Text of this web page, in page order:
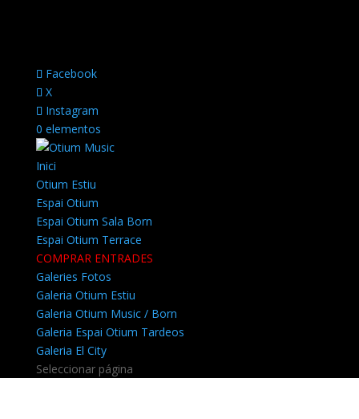
Facebook
X
Instagram
0 elementos
Inici
Otium Estiu
Espai Otium
Espai Otium Sala Born
Espai Otium Terrace
COMPRAR ENTRADES
Galeries Fotos
Galeria Otium Estiu
Galeria Otium Music / Born
Galeria Espai Otium Tardeos
Galeria El City
Seleccionar página